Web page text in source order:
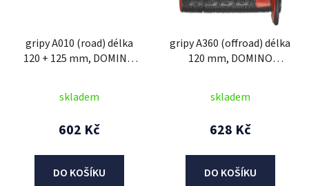
gripy A010 (road) délka
120 + 125 mm, DOMINO
skladem
602 Kč
DO KOŠÍKU
gripy A360 (offroad) délka
120 mm, DOMINO
skladem
628 Kč
DO KOŠÍKU